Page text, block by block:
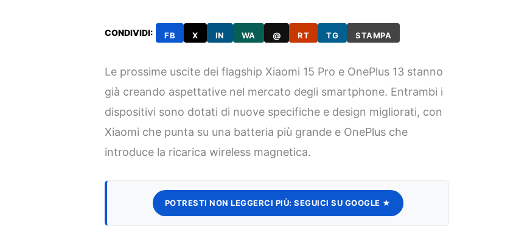
CONDIVIDI: FB X IN WA @ RT TG STAMPA
Le prossime uscite dei flagship Xiaomi 15 Pro e OnePlus 13 stanno
già creando aspettative nel mercato degli smartphone. Entrambi i
dispositivi sono dotati di nuove specifiche e design migliorati, con
Xiaomi che punta su una batteria più grande e OnePlus che
introduce la ricarica wireless magnetica.
POTRESTI NON LEGGERCI PIÙ: SEGUICI SU GOOGLE ★